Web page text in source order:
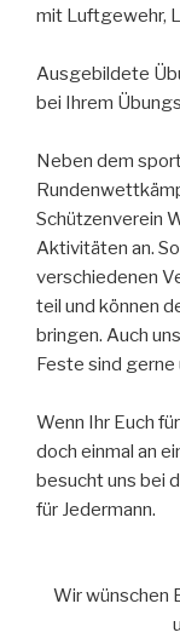
mit Luftgewehr,
Ausgebildete
bei Ihrem
Neben dem
Schützenverein
Aktivitäten an.
verschiedenen
teil und können
bringen. Auch
Feste sind
Wenn Ihr Euch
doch einmal an
besucht uns bei
für Jedermann.
Wir wünschen